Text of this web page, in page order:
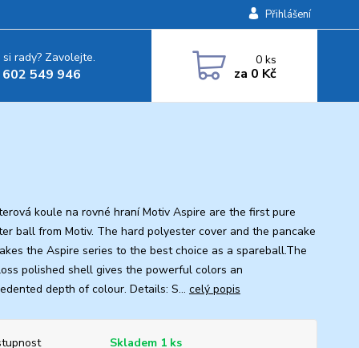
Přihlášení
rady? Zavolejte.
549 946
0ks
za 0 Kč
koule na rovné hraní Motiv Aspire are the first pure
ball from Motiv. The hard polyester cover and the pancake
the Aspire series to the best choice as a spareball.The
polished shell gives the powerful colors an
depth of colour. Details: S... celý popis
Skladem 1 ks